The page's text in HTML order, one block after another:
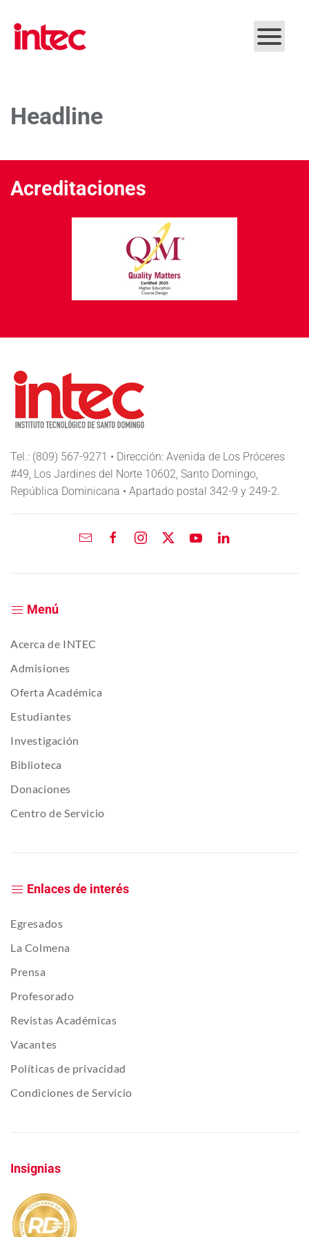
Skip to main content
Headline
Acreditaciones
Tel.: (809) 567-9271 • Dirección: Avenida de Los Próceres
#49, Los Jardines del Norte 10602, Santo Domingo,
República Dominicana • Apartado postal 342-9 y 249-2.
Menú
Acerca de INTEC
Admisiones
Oferta Académica
Estudiantes
Investigación
Biblioteca
Donaciones
Centro de Servicio
Enlaces de interés
Egresados
La Colmena
Prensa
Profesorado
Revistas Académicas
Vacantes
Políticas de privacidad
Condiciones de Servicio
Insignias